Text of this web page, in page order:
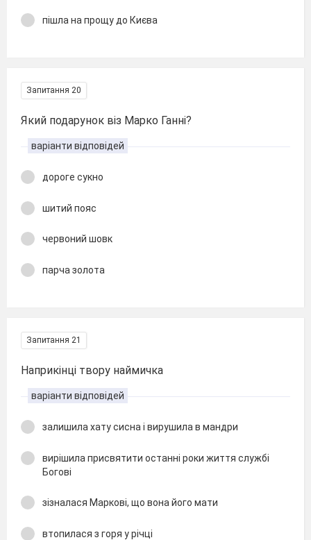
пішла на прощу до Києва
Запитання 20
Який подарунок віз Марко Ганні?
варіанти відповідей
дороге сукно
шитий пояс
червоний шовк
парча золота
Запитання 21
Наприкінці твору наймичка
варіанти відповідей
залишила хату сисна і вирушила в мандри
вирішила присвятити останні роки життя службі
Богові
зізналася Маркові, що вона його мати
втопилася з горя у річці